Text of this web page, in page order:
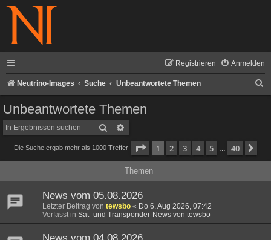
Anmelden
Registrieren
Neutrino-Images Suche Unbeantwortete Themen
Unbeantwortete Themen
Suche
Die Suche ergab mehr als 1000 Treffer Seite 1von 40
1 2 3 4 5 40
Themen
News vom 05.08.2026
Letzter Beitrag von tewsbo « Do 6. Aug 2026, 07:42
Verfasst in Sat- und Transponder-News von tewsbo
News vom 04.08.2026